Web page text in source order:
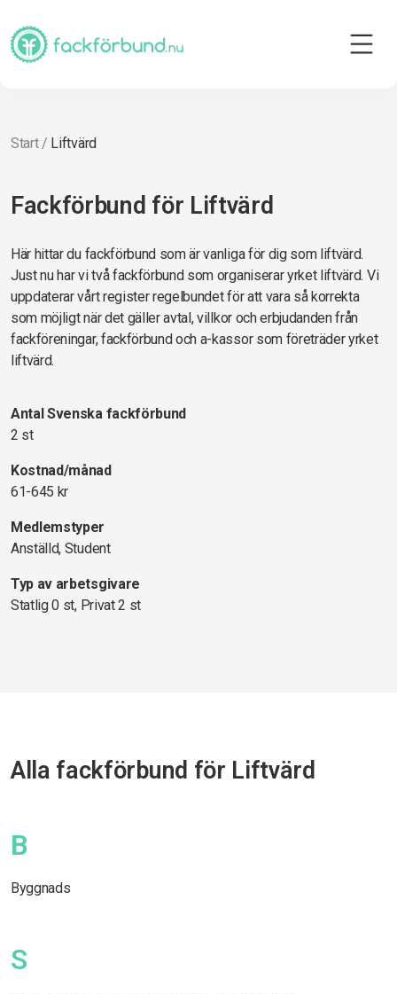
Start/ Liftvärd
Fackförbund för Liftvärd
Här hittar du fackförbund som är vanliga för dig som liftvärd.
Just nu har vi två fackförbund som organiserar yrket liftvärd. Vi
uppdaterar vårt register regelbundet för att vara så korrekta
som möjligt när det gäller avtal, villkor och erbjudanden från
fackföreningar, fackförbund och a-kassor som företräder yrket
liftvärd.
Antal Svenska fackförbund
2 st
Kostnad/månad
61-645 kr
Medlemstyper
Anställd, Student
Typ av arbetsgivare
Statlig 0 st, Privat 2 st
Alla fackförbund för Liftvärd
B
Byggnads
S